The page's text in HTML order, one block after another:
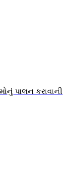
પાલન કરાવાની